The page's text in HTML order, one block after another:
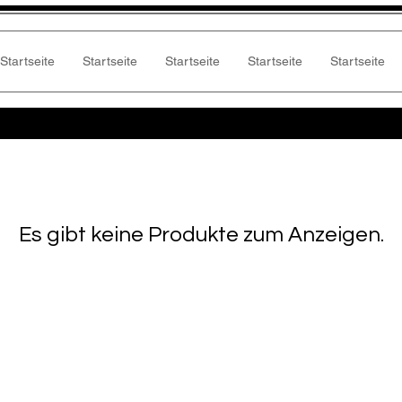
Startseite Startseite Startseite Startseite Startseite
Es gibt keine Produkte zum Anzeigen.